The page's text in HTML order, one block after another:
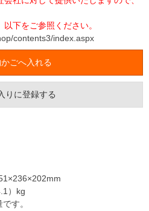
下をご参照ください。
contents3/index.aspx
りに登録する
）kg
す。